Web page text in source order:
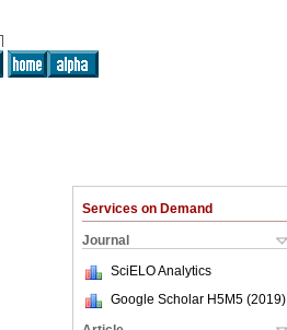
Services on Demand
Journal
SciELO Analytics
Google Scholar H5M5 (2019)